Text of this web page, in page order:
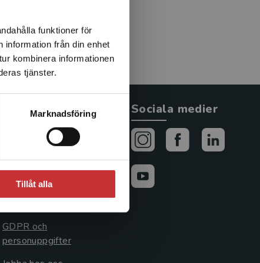
funktioner för
information från din enhet
kombinera informationen
tjänster.
Marknadsföring
Tillåt alla
Allmänna länkar
Avtal och rättigheter
Cookies
GDPR och
personuppgifter
Sociala medier